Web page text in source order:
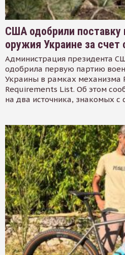
США одобрили поставку
оружия Украине за счет
Администрация президента
одобрила первую партию
Украины в рамках механизма
Requirements List. Об этом
на два источника, знакомых с